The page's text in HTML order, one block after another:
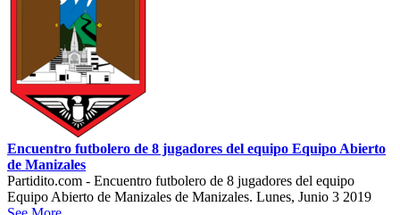
Encuentro futbolero de 8 jugadores del equipo Equipo Abierto
de Manizales
Partidito.com - Encuentro futbolero de 8 jugadores del equipo
Equipo Abierto de Manizales de Manizales. Lunes, Junio 3 2019